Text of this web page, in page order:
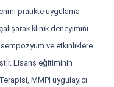
pratikte uygulama
klinik deneyimini
ve etkinliklere
Lisans eğitiminin
MMPI uygulayıcı